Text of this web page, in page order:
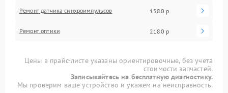
Ремонт датчика синхроимпульсов 1580 р
Ремонт оптики 2180 р
Цены в прайс-листе указаны ориентировочные, без учета
стоимости запчастей.
Записывайтесь на бесплатную диагностику.
Мы проверим ваше устройство и укажем на неисправность.